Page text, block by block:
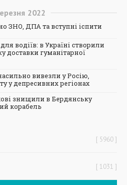
2022
ЗНО, ДПА та вступні іспити
водіїв: в Україні створили
доставки гуманітарної
вивезли у Росію,
у депресивних регіонах
знищили в Бердянську
корабель
5960
1031